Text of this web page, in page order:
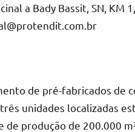
a Bady Bassit, SN, KM
de pré-fabricados de
unidades localizadas
de produção de 200.000